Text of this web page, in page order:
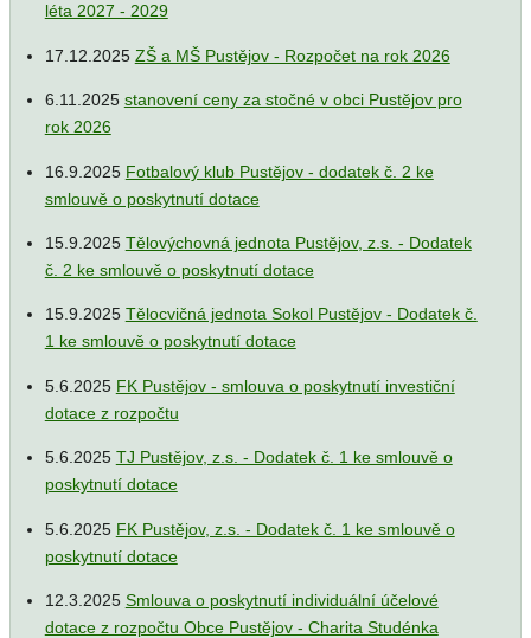
léta 2027 - 2029
17.12.2025 ZŠ a MŠ Pustějov - Rozpočet na rok 2026
6.11.2025 stanovení ceny za stočné v obci Pustějov pro
rok 2026
16.9.2025 Fotbalový klub Pustějov - dodatek č. 2 ke
smlouvě o poskytnutí dotace
15.9.2025 Tělovýchovná jednota Pustějov, z.s. - Dodatek
č. 2 ke smlouvě o poskytnutí dotace
15.9.2025 Tělocvičná jednota Sokol Pustějov - Dodatek č.
1 ke smlouvě o poskytnutí dotace
5.6.2025 FK Pustějov - smlouva o poskytnutí investiční
dotace z rozpočtu
5.6.2025 TJ Pustějov, z.s. - Dodatek č. 1 ke smlouvě o
poskytnutí dotace
5.6.2025 FK Pustějov, z.s. - Dodatek č. 1 ke smlouvě o
poskytnutí dotace
12.3.2025 Smlouva o poskytnutí individuální účelové
dotace z rozpočtu Obce Pustějov - Charita Studénka